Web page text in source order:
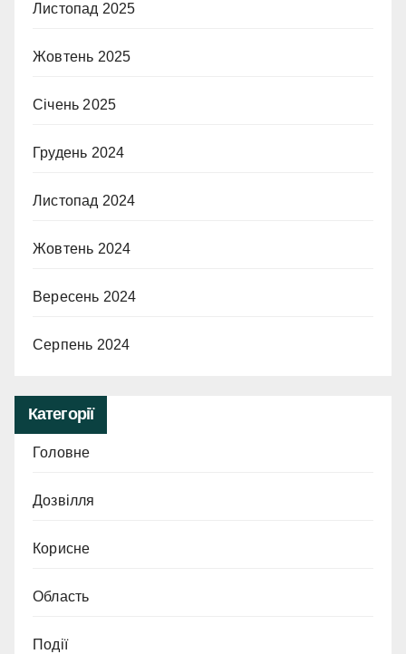
Листопад 2025
Жовтень 2025
Січень 2025
Грудень 2024
Листопад 2024
Жовтень 2024
Вересень 2024
Серпень 2024
Категорії
Головне
Дозвілля
Корисне
Область
Події